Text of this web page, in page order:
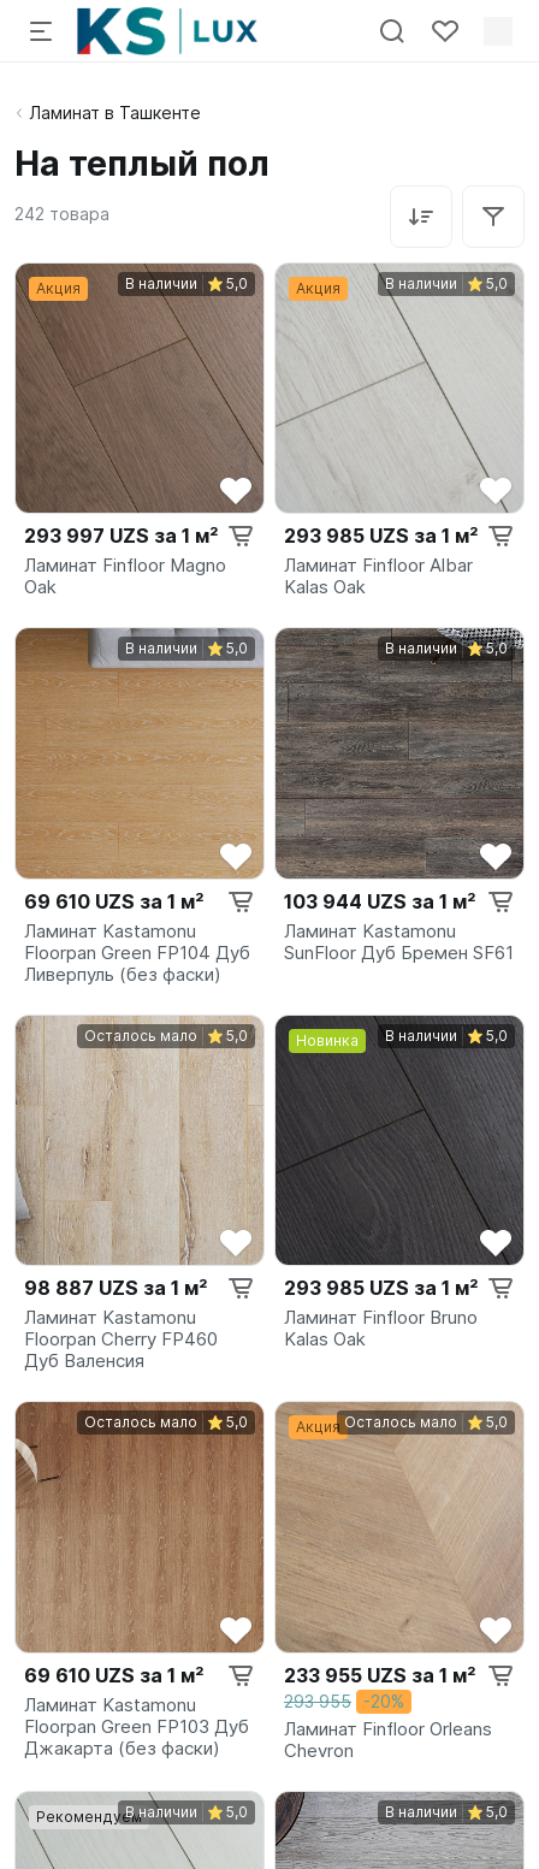
Ламинат в Ташкенте
На теплый пол
242 товара
Акция В наличии 5,0
293 997 UZS за 1 м²
Ламинат Finfloor Magno
Oak
Акция В наличии 5,0
293 985 UZS за 1 м²
Ламинат Finfloor Albar
Kalas Oak
В наличии 5,0
69 610 UZS за 1 м²
Ламинат Kastamonu
Floorpan Green FP104 Дуб
Ливерпуль (без фаски)
В наличии 5,0
103 944 UZS за 1 м²
Ламинат Kastamonu
SunFloor Дуб Бремен SF61
Осталось мало 5,0
98 887 UZS за 1 м²
Ламинат Kastamonu
Floorpan Cherry FP460
Дуб Валенсия
Новинка В наличии 5,0
293 985 UZS за 1 м²
Ламинат Finfloor Bruno
Kalas Oak
Осталось мало 5,0
69 610 UZS за 1 м²
Ламинат Kastamonu
Floorpan Green FP103 Дуб
Джакарта (без фаски)
Акция Осталось мало 5,0
233 955 UZS за 1 м²
293 955 -20%
Ламинат Finfloor Orleans
Chevron
РекомендуемВ наличии 5,0 В наличии 5,0